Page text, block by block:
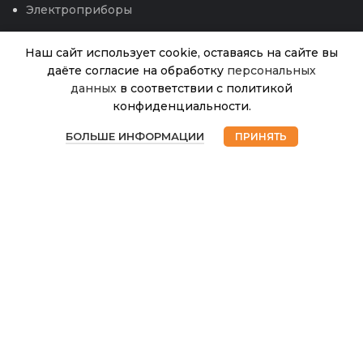
Электроприборы
Наш сайт использует cookie, оставаясь на сайте вы
даёте согласие на обработку персональных
данных в соответствии с политикой
конфиденциальности.
БОЛЬШЕ ИНФОРМАЦИИ ПРИНЯТЬ
Ножовка
чехле
150.00₽
наличии
Магазин Избранное Корзина Мой аккаунт